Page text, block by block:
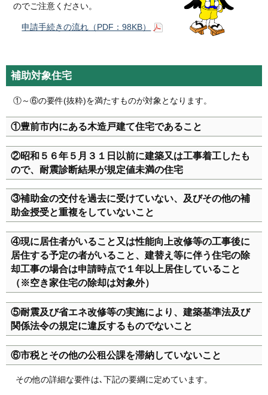
のでご注意ください。
申請手続きの流れ（PDF：98KB）
補助対象住宅
①～⑥の要件(抜粋)を満たすものが対象となります。
①豊前市内にある木造戸建て住宅であること
②昭和５６年５月３１日以前に建築又は工事着工したも
ので、耐震診断結果が規定値未満の住宅
③補助金の交付を過去に受けていない、及びその他の補
助金授受と重複をしていないこと
④現に居住者がいること又は性能向上改修等の工事後に
居住する予定の者がいること、建替え等に伴う住宅の除
却工事の場合は申請時点で１年以上居住していること
（※空き家住宅の除却は対象外）
⑤耐震及び省エネ改修等の実施により、建築基準法及び
関係法令の規定に違反するものでないこと
⑥市税とその他の公租公課を滞納していないこと
その他の詳細な要件は､下記の要綱に定めています。